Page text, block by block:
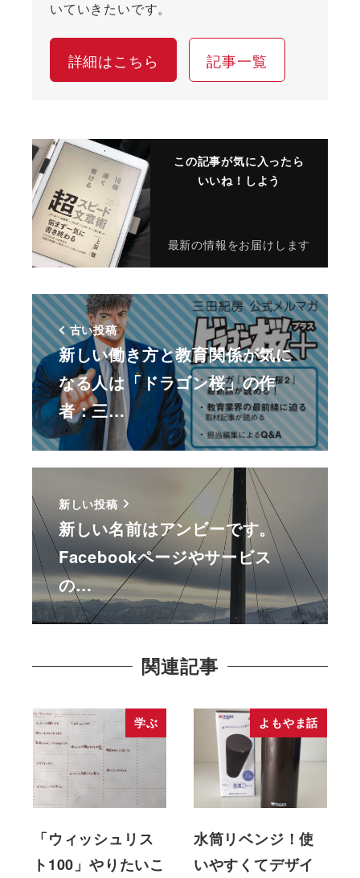
いていきたいです。
詳細はこちら 記事一覧
この記事が気に入ったら
いいね！しよう
最新の情報をお届けします
古い投稿
新しい働き方と教育関係が気に
なる人は「ドラゴン桜」の作
者：三…
新しい投稿
新しい名前はアンビーです。
Facebookページやサービス
の…
関連記事
学ぶ
「ウィッシュリス
ト100」やりたいこ
よもやま話
水筒リベンジ！使
いやすくてデザイ